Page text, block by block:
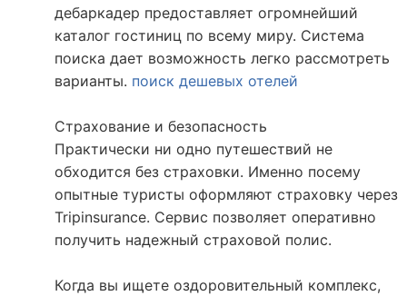
дебаркадер предоставляет огромнейший
каталог гостиниц по всему миру. Система
поиска дает возможность легко рассмотреть
варианты. поиск дешевых отелей
Страхование и безопасность
Практически ни одно путешествий не
обходится без страховки. Именно посему
опытные туристы оформляют страховку через
Tripinsurance. Сервис позволяет оперативно
получить надежный страховой полис.
Когда вы ищете оздоровительный комплекс,